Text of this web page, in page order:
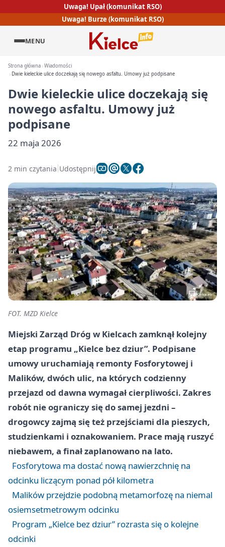
Uwaga! Upał (komunikat RSO)
Uwaga! Burze (komunikat RSO)
MENU
Strona główna Wiadomości
Dwie kieleckie ulice doczekają się nowego asfaltu. Umowy już podpisane
Dwie kieleckie ulice doczekają się
nowego asfaltu. Umowy już
podpisane
22 maja 2026
2 min czytania Udostępnij
FOT. MZD Kielce
Miejski Zarząd Dróg w Kielcach zamknął kolejny
etap programu „Kielce bez dziur”. Podpisane
umowy uruchamiają remonty Fosforytowej i
Malików, dwóch ulic, na których codzienny
przejazd od dawna wymagał cierpliwości. Zakres
robót nie ograniczy się do samej jezdni –
drogowcy zajmą się też przejściami dla pieszych,
studzienkami i oznakowaniem. Prace mają ruszyć
niebawem, a finał zaplanowano na lato.
Fosforytowa ma dostać nową nawierzchnię na
odcinku liczącym ponad pół kilometra
Malików przejdzie podobną metamorfozę na niemal
osiemsetmetrowym odcinku
Program „Kielce bez dziur” rozrasta się o kolejne
odcinki